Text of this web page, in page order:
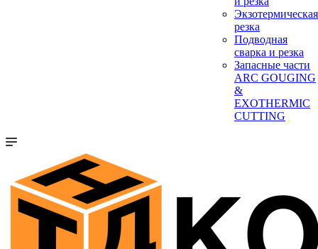
Экзотермическая
резка
Подводная
сварка и резка
Запасные части
ARC GOUGING
&
EXOTHERMIC
CUTTING